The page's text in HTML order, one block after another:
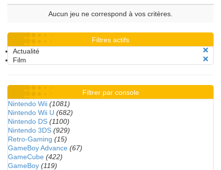
Aucun jeu ne correspond à vos critères.
Filtres actifs
Actualité
Film
Filtrer par console
Nintendo Wii (1081)
Nintendo Wii U (682)
Nintendo DS (1100)
Nintendo 3DS (929)
Retro-Gaming (15)
GameBoy Advance (67)
GameCube (422)
GameBoy (119)